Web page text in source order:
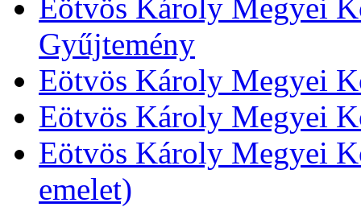
Eötvös Károly Megyei
Gyűjtemény
Eötvös Károly Megyei
Eötvös Károly Megyei
Eötvös Károly Megyei
emelet)